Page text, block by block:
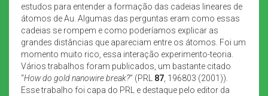
estudos para entender a formação das cadeias lineares de
átomos de Au. Algumas das perguntas eram como essas
cadeias se rompem e como poderíamos explicar as
grandes distâncias que apareciam entre os átomos. Foi um
momento muito rico, essa interação experimento-teoria.
Vários trabalhos foram publicados, um bastante citado
“How do gold nanowire break?” (PRL 87 , 196803 (2001)).
Esse trabalho foi capa do PRL e destaque pelo editor da